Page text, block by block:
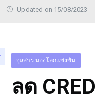
Updated on 15/08/2023
จุลสาร มองโลกแข่งขัน
ลด